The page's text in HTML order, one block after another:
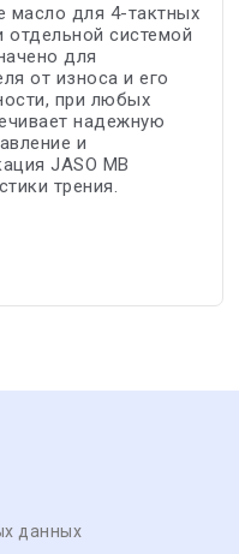
масло для 4-тактных
отдельной системой
для
от износа и его
при любых
надежную
и
JASO MB
трения.
данных